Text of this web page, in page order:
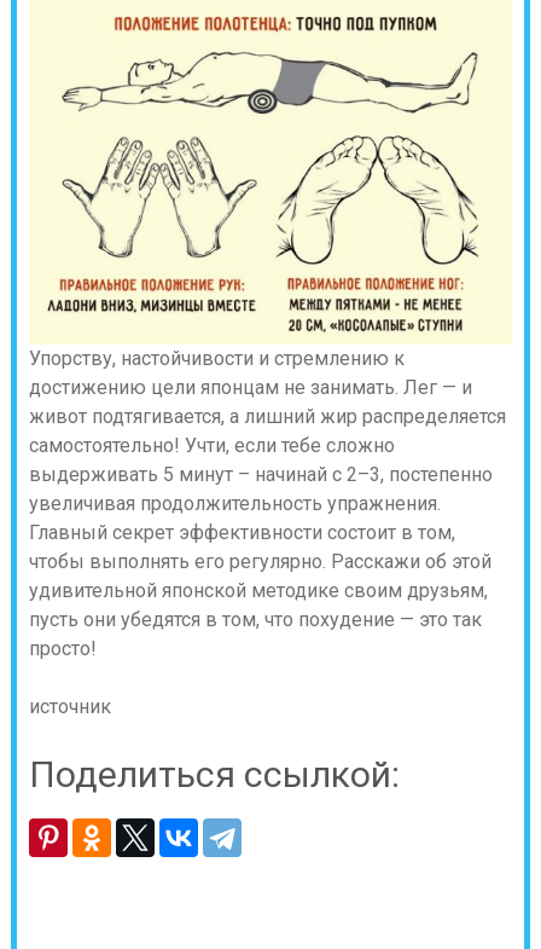
Упорству, настойчивости и стремлению к
достижению цели японцам не занимать. Лег — и
живот подтягивается, а лишний жир распределяется
самостоятельно! Учти, если тебе сложно
выдерживать 5 минут – начинай с 2–3, постепенно
увеличивая продолжительность упражнения.
Главный секрет эффективности состоит в том,
чтобы выполнять его регулярно. Расскажи об этой
удивительной японской методике своим друзьям,
пусть они убедятся в том, что похудение — это так
просто!
источник
Поделиться ссылкой: